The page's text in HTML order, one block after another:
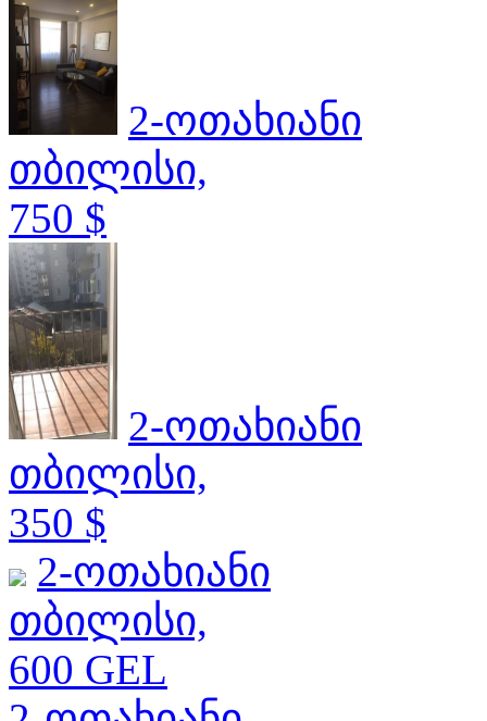
2-ოთახიანი
თბილისი,
750 $
2-ოთახიანი
თბილისი,
350 $
2-ოთახიანი
თბილისი,
600 GEL